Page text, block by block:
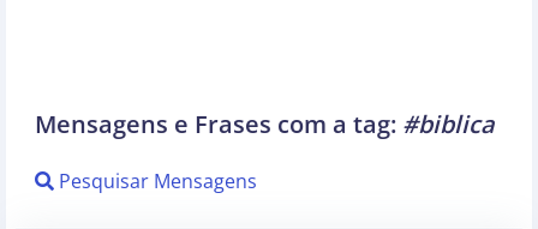
Mensagens e Frases com a tag: #biblica
Pesquisar Mensagens